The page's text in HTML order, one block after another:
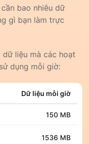
bao nhiêu dữ
gì bạn làm trực
liệu mà các hoạt
dụng mỗi giờ:
Dữ liệu mỗi giờ
150 MB
1536 MB